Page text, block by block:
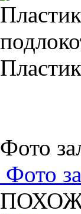
Фото
Фото